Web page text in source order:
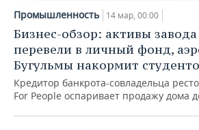
Промышленность 14 мар, 00:00
Бизнес-обзор: активы завода
перевели в личный фонд,
Бугульмы накормит
Кредитор банкрота-совладельца
For People оспаривает продажу дома